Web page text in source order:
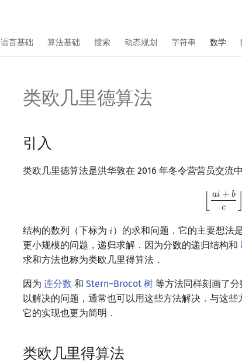
语言基础 算法基础 搜索 动态规划 字符串 数学
类欧几里德算法
引入
类欧几里德算法是洪华敦在 2016 年冬令营营员交流
𝑎𝑖+𝑏
𝑐
ai +b c
结构的数列（下标为 𝑖
i）的求和问题．它的主要想法
更小规模的问题，递归求解．因为分数的递归结构和
求和方法也称为类欧几里得算法．
因为 连分数 和 Stern–Brocot 树 等方法同样刻画了
以解决的问题，通常也可以用这些方法解决．与这
它的实现也更为简明．
类欧几里得算法